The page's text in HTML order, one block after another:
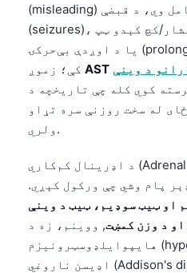
(misleading) زیاتوالی په کې شامل وي، د قبضې
(seizures)، د بدن د فشار/کچ کېدو ټپ (crush injury)،
یا د اوږدې بې‌حرکۍ (prolonged immobility) په حالت
AST د وینې
کوي کله چې تاریخچه د
له سخت روزنې سره تړاو
ولري.
د اډرینال کم‌کاري (Adrenal insufficiency) باید په
پام وشي چې ورکول کېږي.
او ټیټ سوډیم، ټیټ د وینې
د وزن کمښت, ووینم، زه د
هایپوایلډوسټرونیزم (hypoaldosteronism) یا د
اډیسن ناروغي (Addison's disease) ته فکر کوم، د
සිංහල
অসমীয়া
Latviešu valoda
Gàidhlig
Occitan
العربية المغربية
Afrikaans